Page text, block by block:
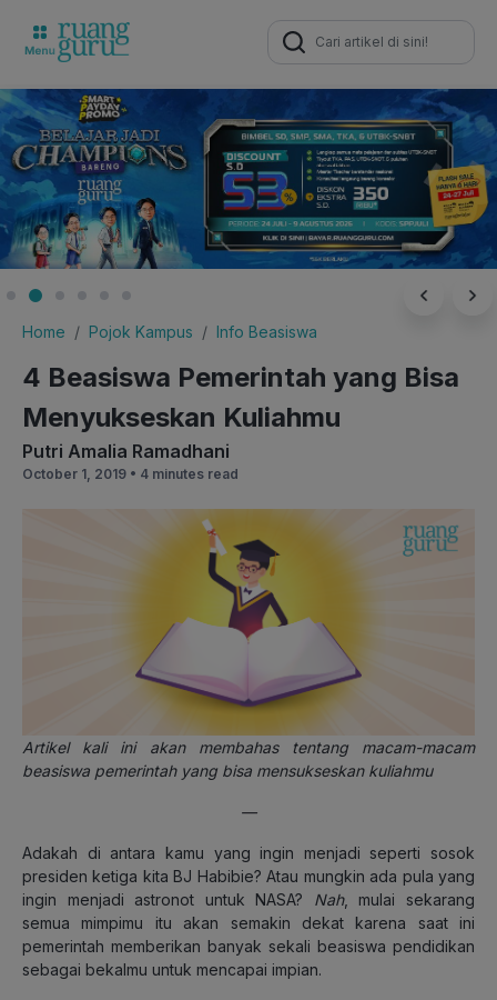
Search
for:
Home Pojok Kampus Info Beasiswa
4 Beasiswa Pemerintah yang Bisa
Menyukseskan Kuliahmu
Putri Amalia Ramadhani
October 1, 2019 • 4 minutes read
Artikel kali ini akan membahas tentang macam-macam
beasiswa pemerintah yang bisa mensukseskan kuliahmu
—
Adakah di antara kamu yang ingin menjadi seperti sosok
presiden ketiga kita BJ Habibie? Atau mungkin ada pula yang
ingin menjadi astronot untuk NASA? Nah, mulai sekarang
semua mimpimu itu akan semakin dekat karena saat ini
pemerintah memberikan banyak sekali beasiswa pendidikan
sebagai bekalmu untuk mencapai impian.